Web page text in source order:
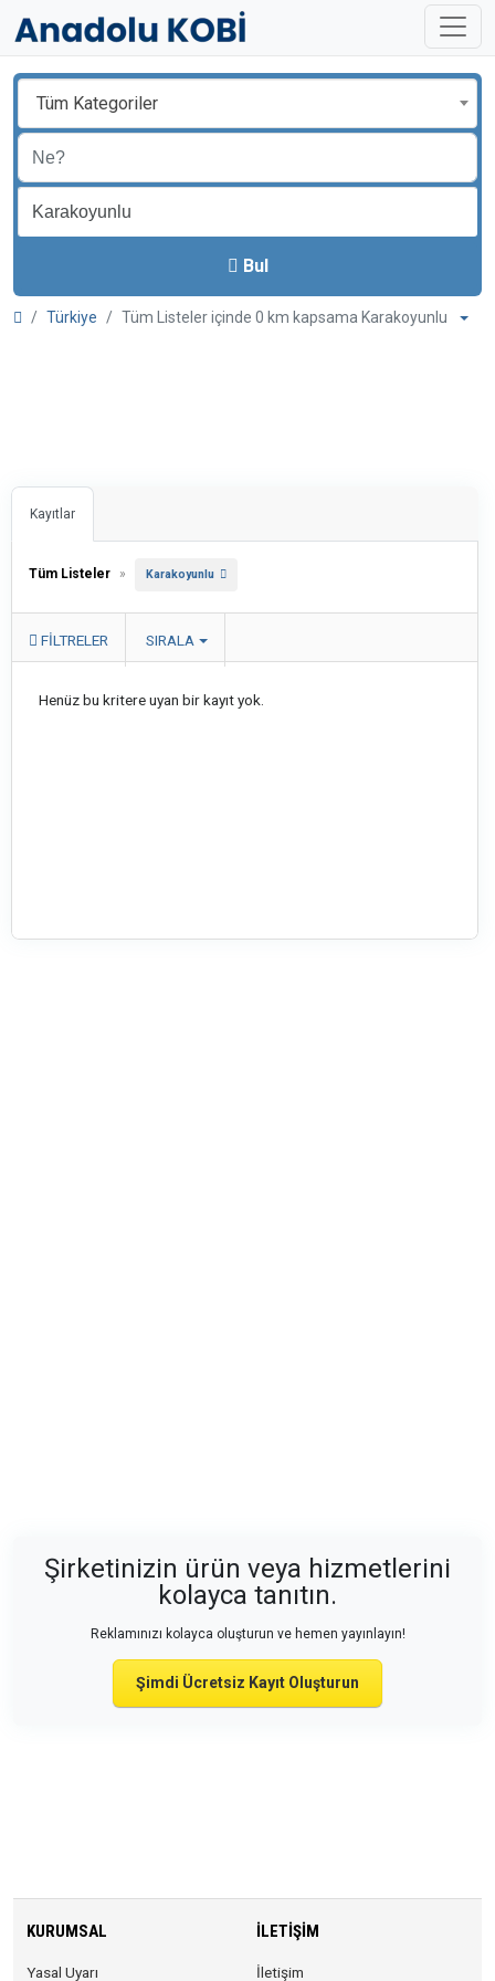
Tüm Kategoriler
Bul
Türkiye Tüm Listeler içinde 0 km kapsama Karakoyunlu
Kayıtlar
Tüm Listeler » Karakoyunlu
FILTRELER SIRALA
Henüz bu kritere uyan bir kayıt yok.
Şirketinizin ürün veya hizmetlerini
kolayca tanıtın.
Reklamınızı kolayca oluşturun ve hemen yayınlayın!
Şimdi Ücretsiz Kayıt Oluşturun
KURUMSAL
Yasal Uyarı
İLETIŞIM
İletişim